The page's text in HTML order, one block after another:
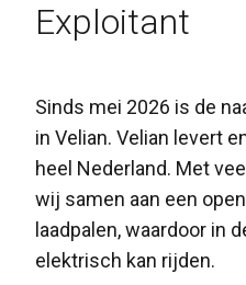
Exploitant
Sinds mei 2026 is de
in Velian. Velian levert
heel Nederland. Met
wij samen aan een
laadpalen, waardoor in
elektrisch kan rijden.